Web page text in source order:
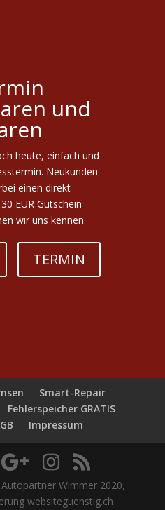
und
heute, einfach und
Neukunden
einen direkt
EUR Gutschein
wir uns kennen.
TERMIN
Smart-Repair
Fehlerspeicher GRATIS
Impressum
Wimmer 2020,
websiteguenstig.ch